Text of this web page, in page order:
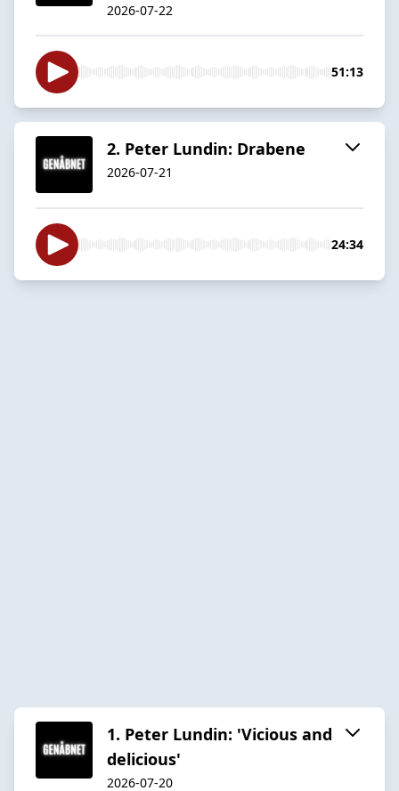
2026-07-22
51:13
2. Peter Lundin: Drabene
2026-07-21
24:34
1. Peter Lundin: 'Vicious and
delicious'
2026-07-20